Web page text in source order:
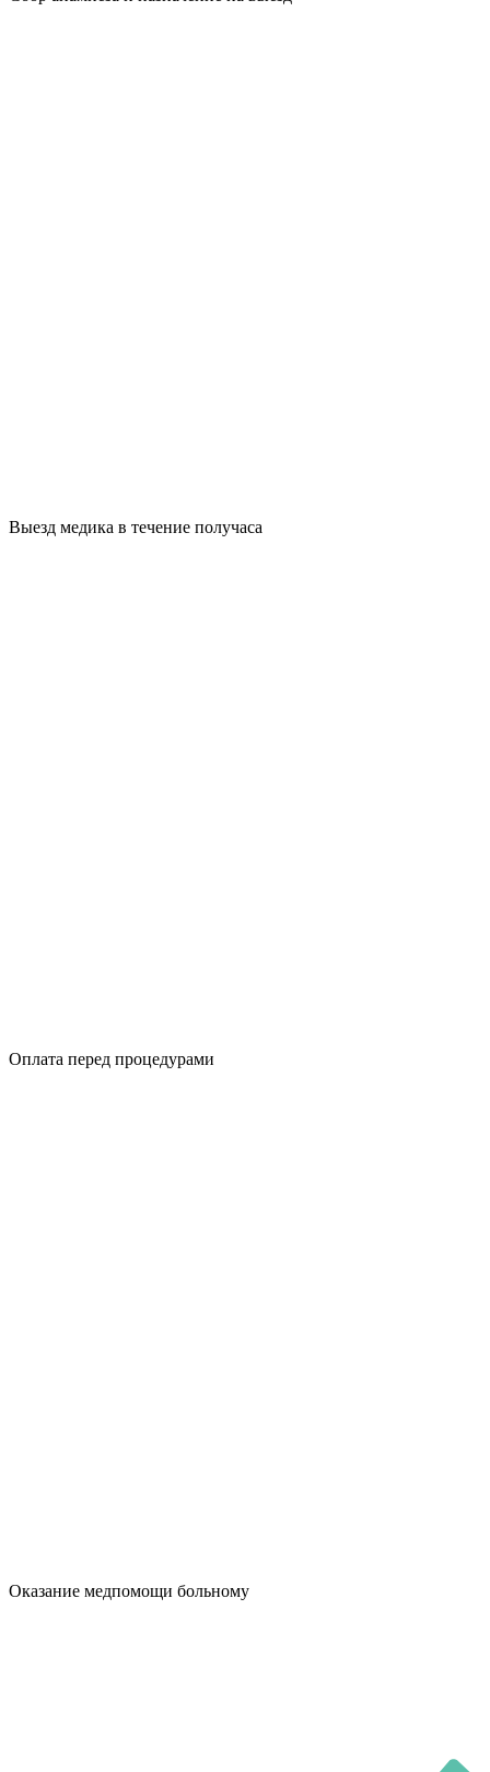
Выезд медика в течение получаса
Оплата перед процедурами
Оказание медпомощи больному